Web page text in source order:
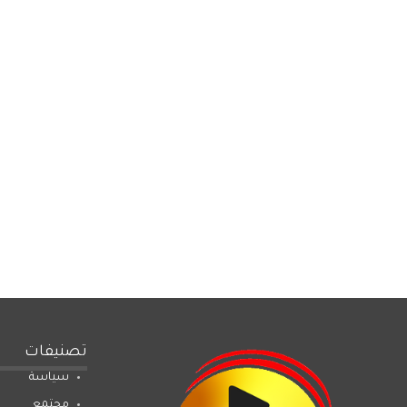
تصنيفات
سياسة